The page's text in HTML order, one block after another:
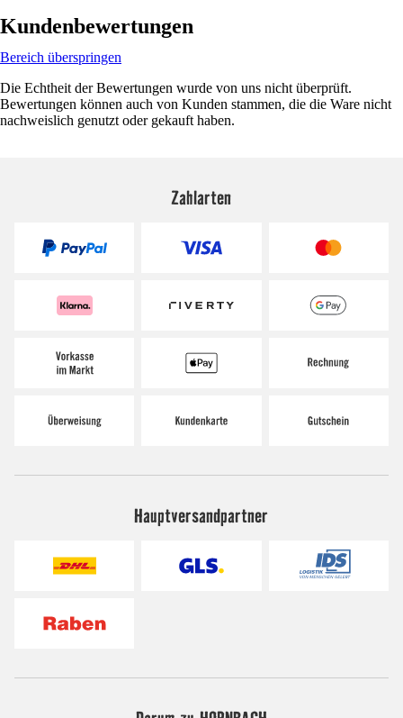
Kundenbewertungen
Bereich überspringen
Die Echtheit der Bewertungen wurde von uns nicht überprüft.
Bewertungen können auch von Kunden stammen, die die Ware nicht
nachweislich genutzt oder gekauft haben.
Zahlarten
Hauptversandpartner